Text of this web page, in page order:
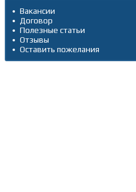
Вакансии
Договор
Полезные статьи
Отзывы
Оставить пожелания